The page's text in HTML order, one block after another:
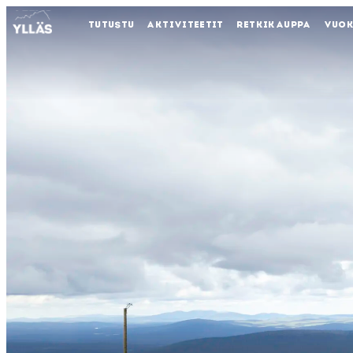
TUTUSTU AKTIVITEETIT RETKIKAUPPA